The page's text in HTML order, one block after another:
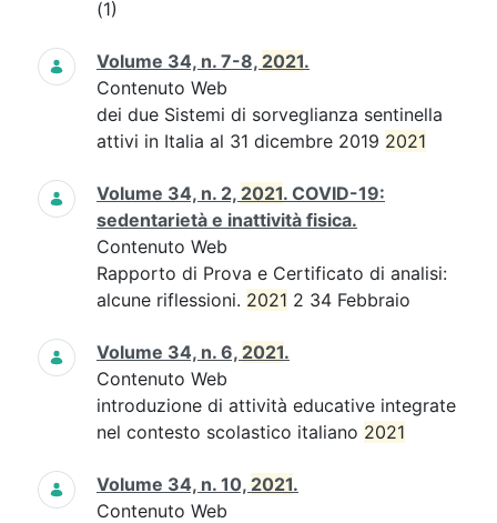
(1)
Volume 34, n. 7-8, 2021.
Contenuto Web
dei due Sistemi di sorveglianza sentinella
attivi in Italia al 31 dicembre 2019 2021
Volume 34, n. 2, 2021. COVID-19:
sedentarietà e inattività fisica.
Contenuto Web
Rapporto di Prova e Certificato di analisi:
alcune riflessioni. 2021 2 34 Febbraio
Volume 34, n. 6, 2021.
Contenuto Web
introduzione di attività educative integrate
nel contesto scolastico italiano 2021
Volume 34, n. 10, 2021.
Contenuto Web